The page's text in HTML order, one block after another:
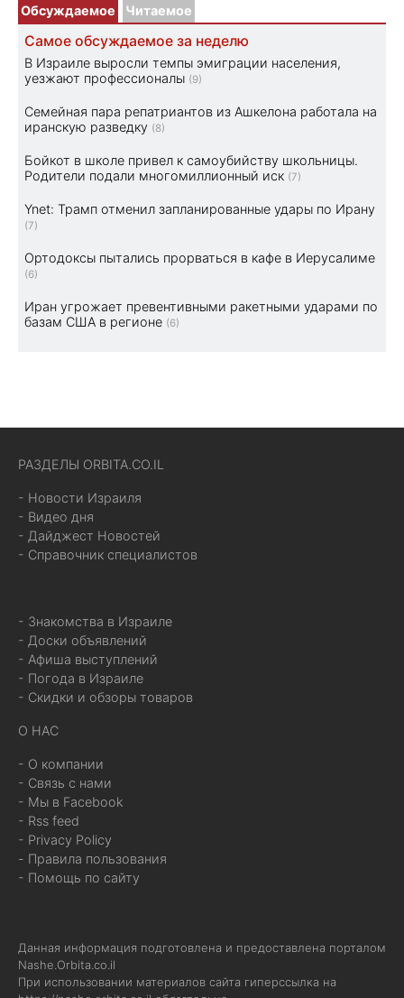
Обсуждаемое Читаемое
Самое обсуждаемое за неделю
В Израиле выросли темпы эмиграции населения,
уезжают профессионалы (9)
Семейная пара репатриантов из Ашкелона работала на
иранскую разведку (8)
Бойкот в школе привел к самоубийству школьницы.
Родители подали многомиллионный иск (7)
Ynet: Трамп отменил запланированные удары по Ирану
(7)
Ортодоксы пытались прорваться в кафе в Иерусалиме
(6)
Иран угрожает превентивными ракетными ударами по
базам США в регионе (6)
РАЗДЕЛЫ ORBITA.CO.IL
- Новости Израиля
- Видео дня
- Дайджест Новостей
- Справочник специалистов
- Знакомства в Израиле
- Доски объявлений
- Афиша выступлений
- Погода в Израиле
- Скидки и обзоры товаров
О НАС
- О компании
- Связь с нами
- Мы в Facebook
- Rss feed
- Privacy Policy
- Правила пользования
- Помощь по сайту
Данная информация подготовлена и предоставлена порталом
Nashe.Orbita.co.il
При использовании материалов сайта гиперссылка на